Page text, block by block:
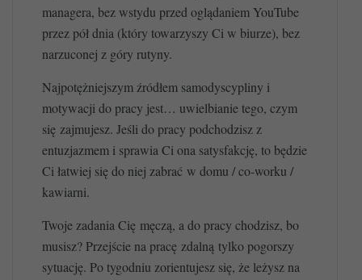
managera, bez wstydu przed oglądaniem YouTube
przez pół dnia (który towarzyszy Ci w biurze), bez
narzuconej z góry rutyny.
Najpotężniejszym źródłem samodyscypliny i
motywacji do pracy jest… uwielbianie tego, czym
się zajmujesz. Jeśli do pracy podchodzisz z
entuzjazmem i sprawia Ci ona satysfakcję, to będzie
Ci łatwiej się do niej zabrać w domu / co-worku /
kawiarni.
Twoje zadania Cię męczą, a do pracy chodzisz, bo
musisz? Przejście na pracę zdalną tylko pogorszy
sytuację. Po tygodniu zorientujesz się, że leżysz na